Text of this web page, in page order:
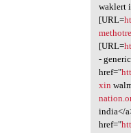
waklert
[URL=
[URL=
-
href="
xin
india</
href="